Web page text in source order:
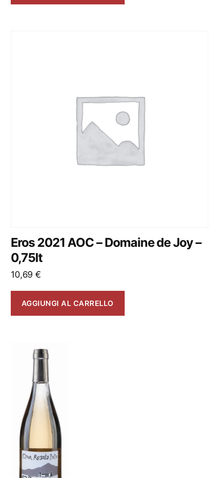
Eros 2021 AOC – Domaine de Joy –
0,75lt
10,69 €
AGGIUNGI AL CARRELLO